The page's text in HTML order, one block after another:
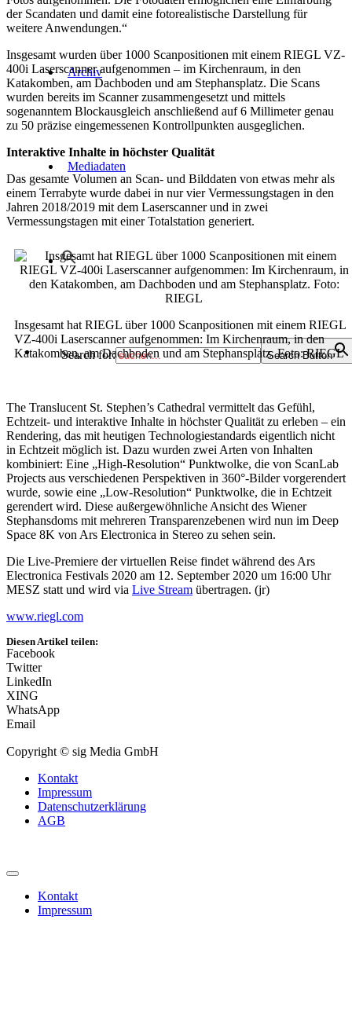
Archiv
Mediadaten
Search for: Search Button
der Scandaten und damit eine fotorealistische Darstellung für
weitere Anwendungen.“
Insgesamt wurden über 1000 Scanpositionen mit einem RIEGL VZ-
400i Laserscanner aufgenommen – im Kirchenraum, in den
Katakomben, am Dachboden und am Stephansplatz. Die Scans
wurden bereits im Scanner zusammengesetzt und mittels
sogenanntem Blockausgleich anschließend auf 6 Millimeter genau
zu 50 präzise eingemessenen Kontrollpunkten ausgeglichen.
Interaktive Inhalte in höchster Qualität
Das gesamte Volumen an Scan- und Bilddaten von etwas mehr als
einem Terrabyte wurde dabei in nur vier Vermessungstagen in den
Jahren 2018/2019 mit dem Laserscanner und in zwei
Vermessungstagen mit einer Totalstation generiert.
Insgesamt hat RIEGL über 1000 Scanpositionen mit einem RIEGL
VZ-400i Laserscanner aufgenommen: Im Kirchenraum, in den
Katakomben, am Dachboden und am Stephansplatz. Foto: RIEGL
The Translucent St. Stephen’s Cathedral vermittelt das Gefühl,
Echtzeit- und interaktive Inhalte in höchster Qualität zu erleben – ein
Rendering, das mit heutigen Technologiestandards eigentlich nicht
in Echtzeit möglich ist. Dazu wurden zwei Arten von Inhalten
kombiniert: Eine „High-Resolution“ Punktwolke, die von ScanLab
Projects aus verschiedenen Perspektiven in 360°-Bilder vorgerendert
wurde, sowie eine „Low-Resolution“ Punktwolke, die in Echtzeit
gerendert wird. Diese außergewöhnliche Ansicht des Wiener
Stephansdoms mit mehreren Transparenzebenen wird nun im Deep
Space 8K von Ars Electronica in Stereo zu sehen sein.
Die Live-Premiere der virtuellen Reise findet während des Ars
Electronica Festivals 2020 am 12. September 2020 um 16:00 Uhr
MESZ statt und wird via Live Stream übertragen. (jr)
www.riegl.com
Diesen Artikel teilen:
Facebook
Twitter
LinkedIn
XING
WhatsApp
Email
Copyright © sig Media GmbH
Kontakt
Impressum
Datenschutzerklärung
AGB
Kontakt
Impressum